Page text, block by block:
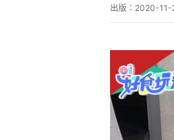
出版： 2020-11-